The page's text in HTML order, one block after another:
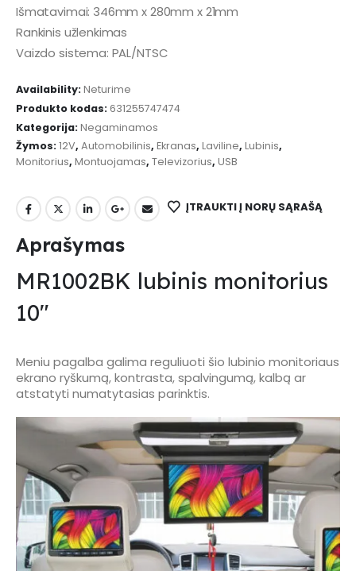
Išmatavimai: 346mm x 280mm x 21mm
Rankinis užlenkimas
Vaizdo sistema: PAL/NTSC
Availability: Neturime
Produkto kodas: 631255747474
Kategorija: Negaminamos
Žymos: 12V, Automobilinis, Ekranas, Laviline, Lubinis,
Monitorius, Montuojamas, Televizorius, USB
ĮTRAUKTI Į NORŲ SĄRAŠĄ
Aprašymas
MR1002BK lubinis monitorius
10″
Meniu pagalba galima reguliuoti šio lubinio monitoriaus
ekrano ryškumą, kontrasta, spalvingumą, kalbą ar
atstatyti numatytasias parinktis.